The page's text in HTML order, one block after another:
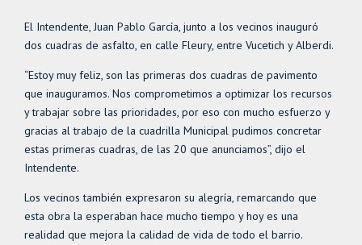
El Intendente, Juan Pablo García, junto a los vecinos inauguró
dos cuadras de asfalto, en calle Fleury, entre Vucetich y Alberdi.
“Estoy muy feliz, son las primeras dos cuadras de pavimento
que inauguramos. Nos comprometimos a optimizar los recursos
y trabajar sobre las prioridades, por eso con mucho esfuerzo y
gracias al trabajo de la cuadrilla Municipal pudimos concretar
estas primeras cuadras, de las 20 que anunciamos”, dijo el
Intendente.
Los vecinos también expresaron su alegría, remarcando que
esta obra la esperaban hace mucho tiempo y hoy es una
realidad que mejora la calidad de vida de todo el barrio.